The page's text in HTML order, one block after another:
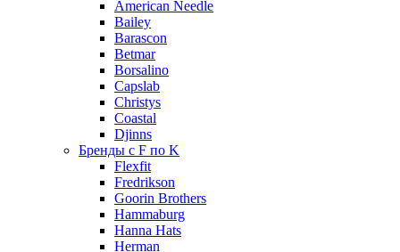
American Needle
Bailey
Barascon
Betmar
Borsalino
Capslab
Christys
Coastal
Djinns
Бренды с F по K
Flexfit
Fredrikson
Goorin Brothers
Hammaburg
Hanna Hats
Herman